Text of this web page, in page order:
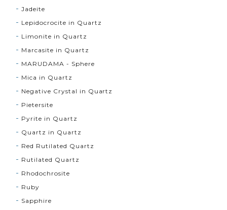
Jadeite
Lepidocrocite in Quartz
Limonite in Quartz
Marcasite in Quartz
MARUDAMA - Sphere
Mica in Quartz
Negative Crystal in Quartz
Pietersite
Pyrite in Quartz
Quartz in Quartz
Red Rutilated Quartz
Rutilated Quartz
Rhodochrosite
Ruby
Sapphire